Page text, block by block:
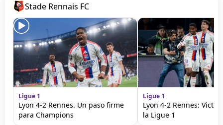
Stade Rennais FC
Ligue 1
Lyon 4-2 Rennes. Un paso firme
para Champions
Ligue 1
Lyon 4-2 Rennes:
la Ligue 1